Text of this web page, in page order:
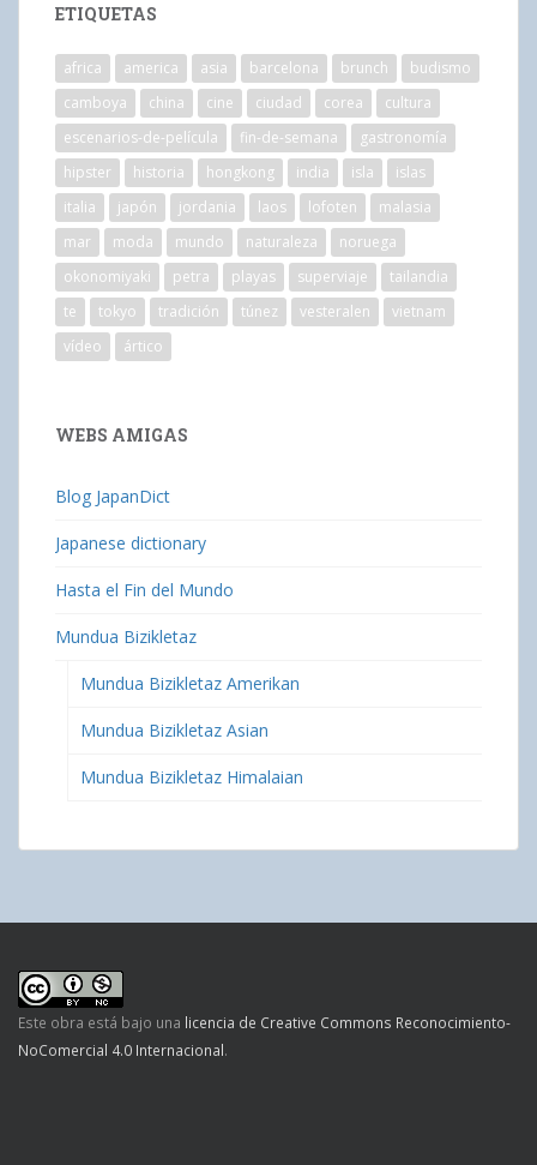
ETIQUETAS
africa america asia barcelona brunch
budismo
camboya
china cine ciudad corea
cultura
escenarios-de-película
fin-de-semana
gastronomía
hipster
historia hongkong india isla
islas
italia
japón jordania laos lofoten
malasia
mar
moda mundo naturaleza
noruega
okonomiyaki
petra playas superviaje
tailandia
te
tokyo tradición túnez vesteralen
vietnam
vídeo
ártico
WEBS AMIGAS
Blog JapanDict
Japanese dictionary
Hasta el Fin del Mundo
Mundua Bizikletaz
Mundua Bizikletaz Amerikan
Mundua Bizikletaz Asian
Mundua Bizikletaz Himalaian
Este obra está bajo una licencia de Creative Commons Reconocimiento-
NoComercial 4.0 Internacional.